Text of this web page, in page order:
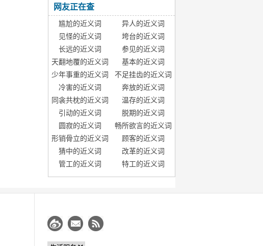
网友正在查
尴尬的近义词
异人的近义词
见怪的近义词
垮台的近义词
长远的近义词
参见的近义词
天翻地覆的近义词
基本的近义词
少年事重的近义词
不足挂齿的近义词
冷害的近义词
奔放的近义词
同衾共枕的近义词
温存的近义词
引动的近义词
脱期的近义词
圆寂的近义词
畅所欲言的近义词
形销骨立的近义词
顾客的近义词
猜中的近义词
改革的近义词
管工的近义词
特工的近义词